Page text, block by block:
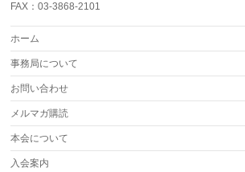
FAX：03-3868-2101
ホーム
事務局について
お問い合わせ
メルマガ購読
本会について
入会案内